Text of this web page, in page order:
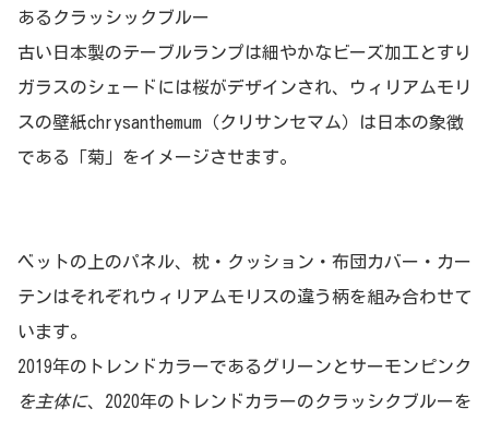
あるクラッシックブルー
古い日本製のテーブルランプは細やかなビーズ加工とすり
ガラスのシェードには桜がデザインされ、ウィリアムモリ
スの壁紙chrysanthemum（クリサンセマム）は日本の象徴
である「菊」をイメージさせます。
ベットの上のパネル、枕・クッション・布団カバー・カー
テンはそれぞれウィリアムモリスの違う柄を組み合わせて
います。
2019年のトレンドカラーであるグリーンとサーモンピンク
を主体に、2020年のトレンドカラーのクラッシクブルーを